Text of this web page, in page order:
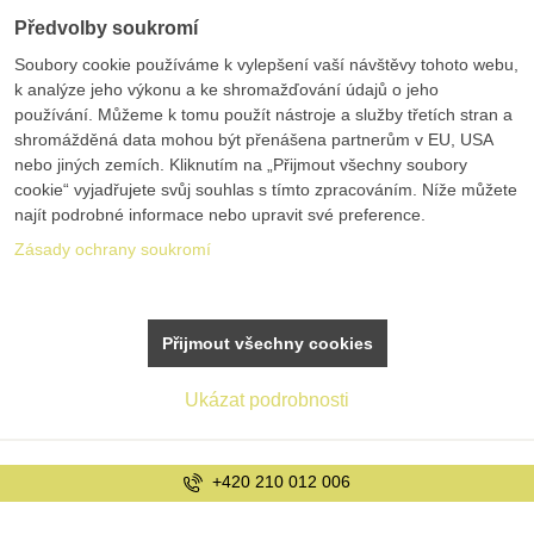
info@bolex.cz
Předvolby soukromí
Soubory cookie používáme k vylepšení vaší návštěvy tohoto webu,
k analýze jeho výkonu a ke shromažďování údajů o jeho
používání. Můžeme k tomu použít nástroje a služby třetích stran a
shromážděná data mohou být přenášena partnerům v EU, USA
nebo jiných zemích. Kliknutím na „Přijmout všechny soubory
cookie“ vyjadřujete svůj souhlas s tímto zpracováním. Níže můžete
najít podrobné informace nebo upravit své preference.
Zásady ochrany soukromí
Ukázat podrobnosti
Přijmout všechny cookies